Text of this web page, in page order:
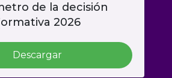
de la decisión
2026
Descargar